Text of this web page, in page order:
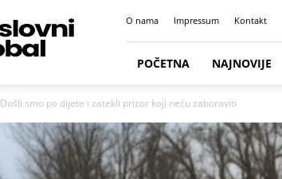
O nama Impressum Kontakt
POČETNA NAJNOVIJE
Došli smo po dijete i zatekli prizor koji neću zaboraviti